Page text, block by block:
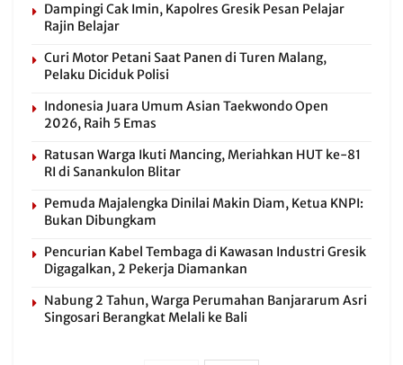
Dampingi Cak Imin, Kapolres Gresik Pesan Pelajar
Rajin Belajar
Curi Motor Petani Saat Panen di Turen Malang,
Pelaku Diciduk Polisi
Indonesia Juara Umum Asian Taekwondo Open
2026, Raih 5 Emas
Ratusan Warga Ikuti Mancing, Meriahkan HUT ke-81
RI di Sanankulon Blitar
Pemuda Majalengka Dinilai Makin Diam, Ketua KNPI:
Bukan Dibungkam
Pencurian Kabel Tembaga di Kawasan Industri Gresik
Digagalkan, 2 Pekerja Diamankan
Nabung 2 Tahun, Warga Perumahan Banjararum Asri
Singosari Berangkat Melali ke Bali